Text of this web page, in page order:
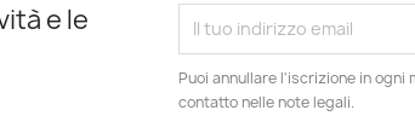
e le
Puoi annullare l'iscrizione in
contatto nelle note legali.